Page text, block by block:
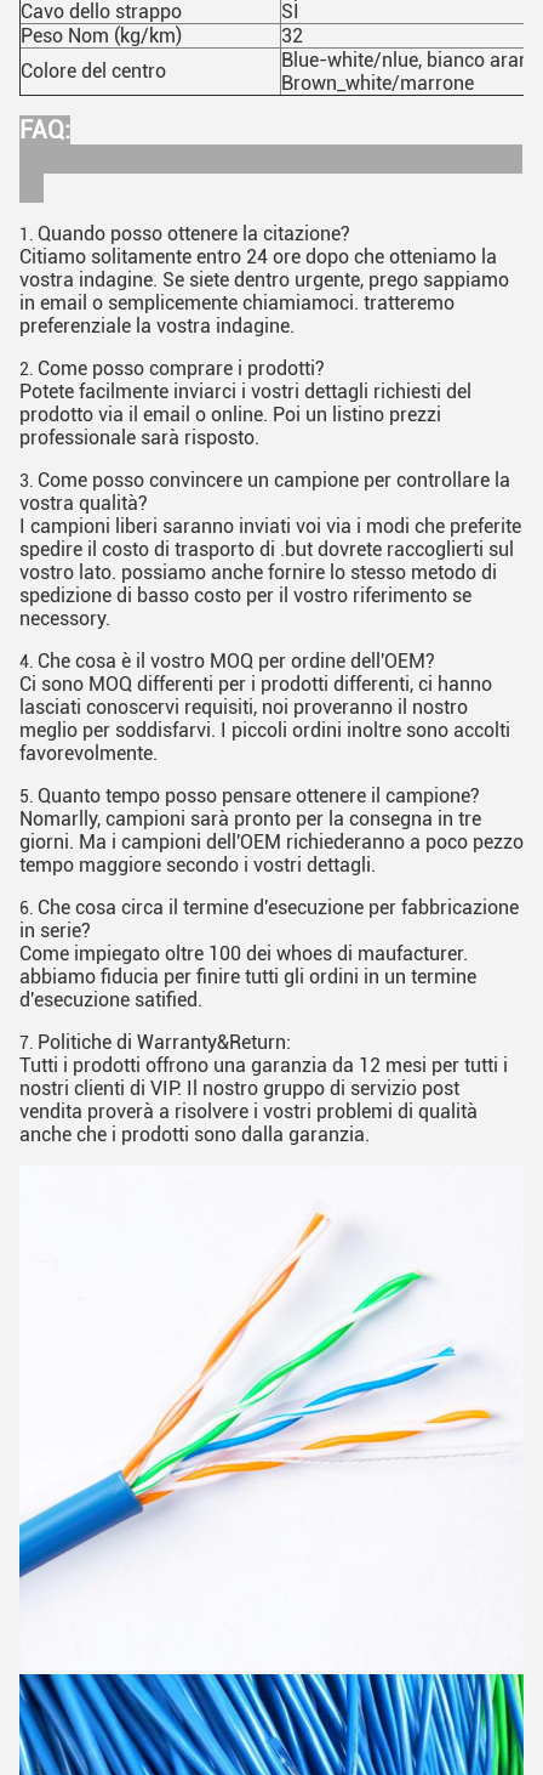
Cavo dello strappo
SÌ
Peso Nom (kg/km)
32
Colore del centro
Blue-white/nlue, bianco
Brown_white/marrone
FAQ:
1. Quando posso ottenere la citazione?
Citiamo solitamente entro 24 ore dopo che otteniamo la
vostra indagine. Se siete dentro urgente, prego sappiamo
in email o semplicemente chiamiamoci. tratteremo
preferenziale la vostra indagine.
2. Come posso comprare i prodotti?
Potete facilmente inviarci i vostri dettagli richiesti del
prodotto via il email o online. Poi un listino prezzi
professionale sarà risposto.
3. Come posso convincere un campione per controllare la
vostra qualità?
I campioni liberi saranno inviati voi via i modi che preferite
spedire il costo di trasporto di .but dovrete raccoglierti sul
vostro lato. possiamo anche fornire lo stesso metodo di
spedizione di basso costo per il vostro riferimento se
necessory.
4. Che cosa è il vostro MOQ per ordine dell'OEM?
Ci sono MOQ differenti per i prodotti differenti, ci hanno
lasciati conoscervi requisiti, noi proveranno il nostro
meglio per soddisfarvi. I piccoli ordini inoltre sono accolti
favorevolmente.
5. Quanto tempo posso pensare ottenere il campione?
Nomarlly, campioni sarà pronto per la consegna in tre
giorni. Ma i campioni dell'OEM richiederanno a poco pezzo
tempo maggiore secondo i vostri dettagli.
6. Che cosa circa il termine d'esecuzione per fabbricazione
in serie?
Come impiegato oltre 100 dei whoes di maufacturer.
abbiamo fiducia per finire tutti gli ordini in un termine
d'esecuzione satified.
7. Politiche di Warranty&Return:
Tutti i prodotti offrono una garanzia da 12 mesi per tutti i
nostri clienti di VIP. Il nostro gruppo di servizio post
vendita proverà a risolvere i vostri problemi di qualità
anche che i prodotti sono dalla garanzia.